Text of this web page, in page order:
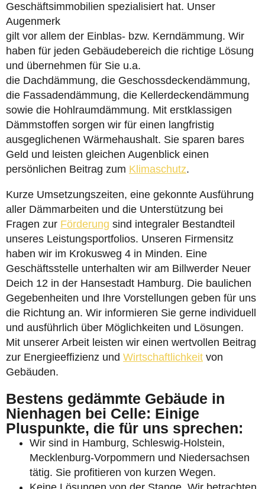
Geschäftsimmobilien spezialisiert hat. Unser
Augenmerk
gilt vor allem der Einblas- bzw. Kerndämmung. Wir
haben für jeden Gebäudebereich die richtige Lösung
und übernehmen für Sie u.a.
die Dachdämmung, die Geschossdeckendämmung,
die Fassadendämmung, die Kellerdeckendämmung
sowie die Hohlraumdämmung. Mit erstklassigen
Dämmstoffen sorgen wir für einen langfristig
ausgeglichenen Wärmehaushalt. Sie sparen bares
Geld und leisten gleichen Augenblick einen
persönlichen Beitrag zum Klimaschutz.
Kurze Umsetzungszeiten, eine gekonnte Ausführung
aller Dämmarbeiten und die Unterstützung bei
Fragen zur Förderung sind integraler Bestandteil
unseres Leistungsportfolios. Unseren Firmensitz
haben wir im Krokusweg 4 in Minden. Eine
Geschäftsstelle unterhalten wir am Billwerder Neuer
Deich 12 in der Hansestadt Hamburg. Die baulichen
Gegebenheiten und Ihre Vorstellungen geben für uns
die Richtung an. Wir informieren Sie gerne individuell
und ausführlich über Möglichkeiten und Lösungen.
Mit unserer Arbeit leisten wir einen wertvollen Beitrag
zur Energieeffizienz und Wirtschaftlichkeit von
Gebäuden.
Bestens gedämmte Gebäude in
Nienhagen bei Celle: Einige
Pluspunkte, die für uns sprechen:
Wir sind in Hamburg, Schleswig-Holstein,
Mecklenburg-Vorpommern und Niedersachsen
tätig. Sie profitieren von kurzen Wegen.